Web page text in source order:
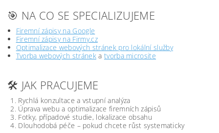
🎯 NA CO SE SPECIALIZUJEME
Firemní zápisy na Google
Firemní zápisy na Firmy.cz
Optimalizace webových stránek pro lokální služby
Tvorba webových stráneka tvorba microsite
🛠️ JAK PRACUJEME
Rychlá konzultace a vstupní analýza
Úprava webu a optimalizace firemních zápisů
Fotky, případové studie, lokalizace obsahu
Dlouhodobá péče – pokud chcete růst systematicky